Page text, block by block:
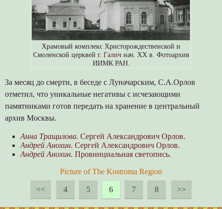
Храмовый комплекс Христорождественской и
Смоленской церквей г. Галичнач. XX в. Фотоархив
ИИМК РАН.
За месяц до смерти, в беседе с Луначарским, С.А.Орлов
отметил, что уникальные негативы с исчезающими
памятниками готов передать на хранение в центральный
архив Москвы.
Анна Тращилова. Сергей Александрович Орлов.
Андрей Анохин. Сергей Александрович Орлов.
Андрей Анохин. Провинциальная светопись.
Picture of The Kostroma Region
<< 4 5 6 7 8 >>